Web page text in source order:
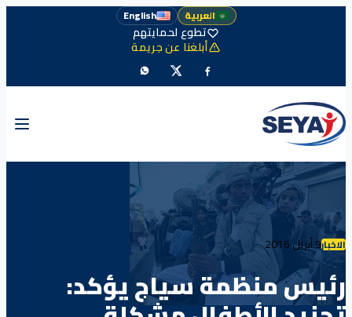
العربية English
تطوع لحمايتهم
أبلغنا عن جريمة
الاخبار9 أبريل 2016
رئيس منظمة سياج يؤكد: